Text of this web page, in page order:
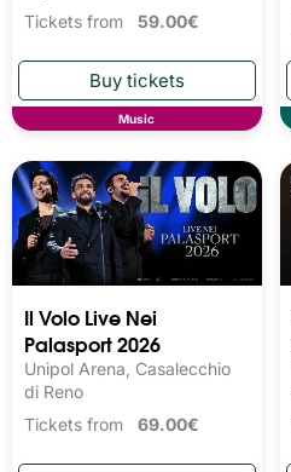
Tickets from 59.00€
Music
Il Volo Live Nei
Palasport 2026
Unipol Arena, Casalecchio
di Reno
Tickets from 69.00€